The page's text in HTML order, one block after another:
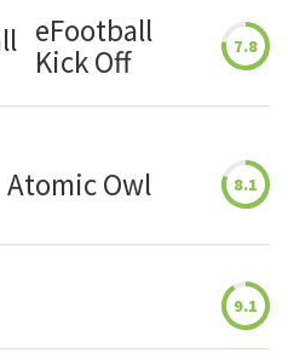
eFootball
Kick Off
7.8
Atomic Owl 8.1
9.1